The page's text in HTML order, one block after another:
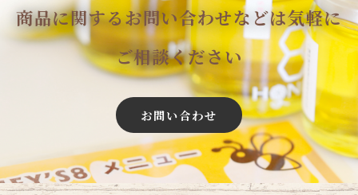
商品に関するお問い合わせなどは気軽に
ご相談ください
お問い合わせ